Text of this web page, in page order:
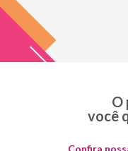
O
você
Confira